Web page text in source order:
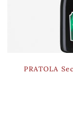
PRATOLA